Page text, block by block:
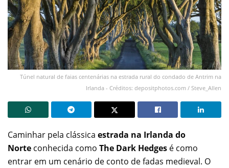
Túnel natural de faias centenárias na estrada rural do condado de Antrim na
Irlanda - Créditos: depositphotos.com / Steve_Allen
Caminhar pela clássica estrada na Irlanda do
Norte conhecida como The Dark Hedges é como
entrar em um cenário de conto de fadas medieval. O